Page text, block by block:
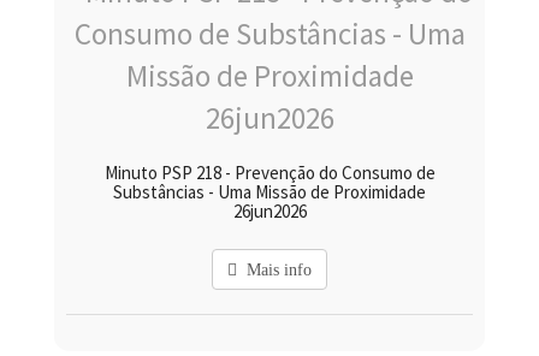
Minuto PSP 218 - Prevenção do Consumo de
Substâncias - Uma Missão de Proximidade
26jun2026
Mais info